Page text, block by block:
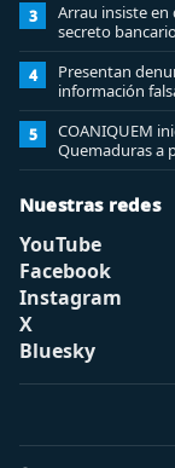
3
Arrau insiste en
secreto
4
Presentan
información
5
COANIQUEM
Quemaduras a
Nuestras redes
YouTube
Facebook
Instagram
X
Bluesky